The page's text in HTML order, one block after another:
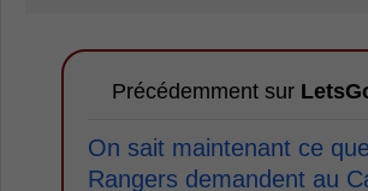
Précédemment sur
On sait maintenant ce
Rangers demandent au